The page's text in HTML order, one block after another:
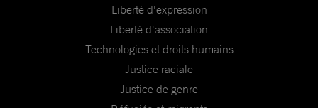
Liberté d'expression
Liberté d'association
Technologies et droits humains
Justice raciale
Justice de genre